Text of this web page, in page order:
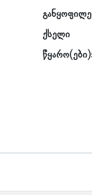
ქსელი
წყარო(ები):